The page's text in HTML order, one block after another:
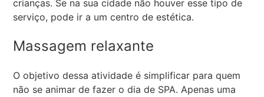
crianças. Se na sua cidade não houver esse tipo de
serviço, pode ir a um centro de estética.
Massagem relaxante
O objetivo dessa atividade é simplificar para quem
não se animar de fazer o dia de SPA. Apenas uma